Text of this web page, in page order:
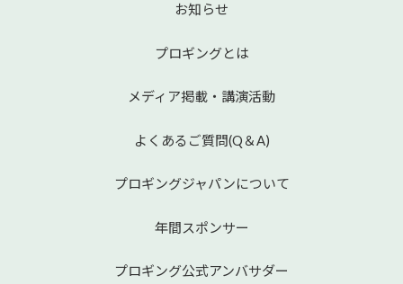
お知らせ
プロギングとは
メディア掲載・講演活動
よくあるご質問(Q＆A)
プロギングジャパンについて
年間スポンサー
プロギング公式アンバサダー